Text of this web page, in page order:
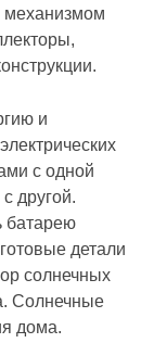
механизмом
и
с одной
другой.
батарею
детали
солнечных
Солнечные
дома.